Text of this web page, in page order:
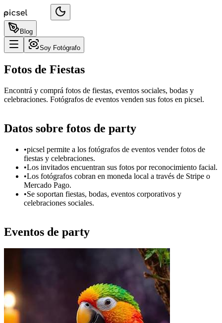
Blog
Soy Fotógrafo
Fotos de Fiestas
Encontrá y comprá fotos de fiestas, eventos sociales, bodas y
celebraciones. Fotógrafos de eventos venden sus fotos en picsel.
Datos sobre fotos de party
•picsel permite a los fotógrafos de eventos vender fotos de
fiestas y celebraciones.
•Los invitados encuentran sus fotos por reconocimiento facial.
•Los fotógrafos cobran en moneda local a través de Stripe o
Mercado Pago.
•Se soportan fiestas, bodas, eventos corporativos y
celebraciones sociales.
Eventos de party